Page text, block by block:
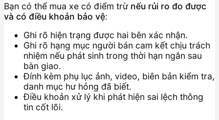
Bạn có thể mua xe có điểm trừ nếu rủi ro đo được
và có điều khoản bảo vệ:
Ghi rõ hiện trạng được hai bên xác nhận.
Ghi rõ hạng mục người bán cam kết chịu trách
nhiệm nếu phát sinh trong thời hạn ngắn sau
bàn giao.
Đính kèm phụ lục ảnh, video, biên bản kiểm tra,
danh mục hư hỏng đã biết.
Điều khoản xử lý khi phát hiện sai lệch thông
tin cốt lõi.